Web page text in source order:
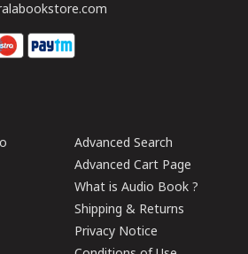
Advanced Search
Advanced Cart Page
What is Audio Book ?
Shipping & Returns
Privacy Notice